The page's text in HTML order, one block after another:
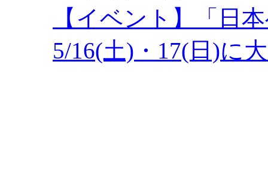
【イベント】「日
5/16(土)・17(日)に